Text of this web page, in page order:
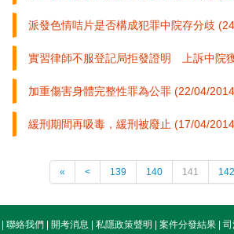
派發色情咭片是否構成犯罪中院存分歧
實習律師不服登記局拒發證明 上訴中院
加重傷害身體完整性罪為公罪 (22/04/
緩刑期間再吸毒，緩刑被廢止 (17/04/
« < 139 140 141 142
聯絡我們 開考消息 私隱政策聲明 案件分發結果